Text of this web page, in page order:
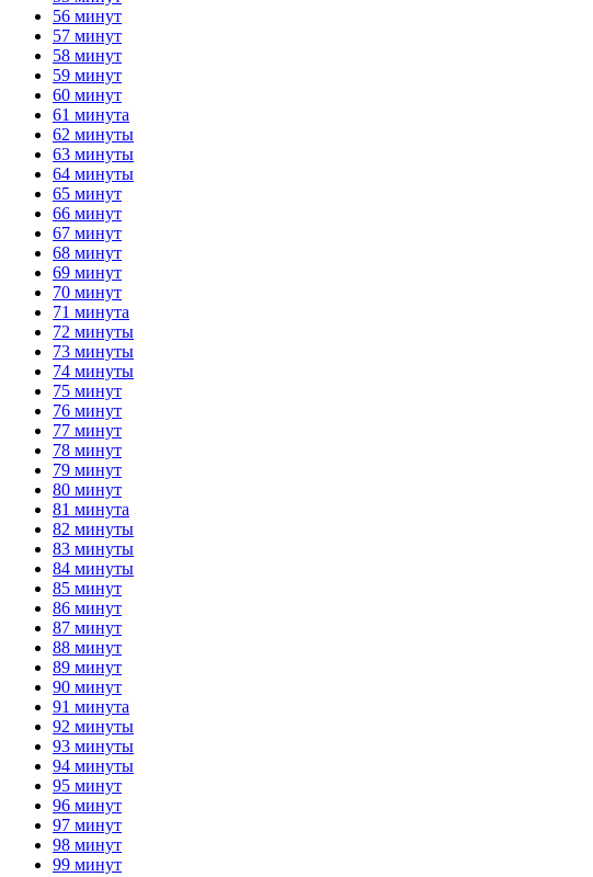
56 минут
57 минут
58 минут
59 минут
60 минут
61 минута
62 минуты
63 минуты
64 минуты
65 минут
66 минут
67 минут
68 минут
69 минут
70 минут
71 минута
72 минуты
73 минуты
74 минуты
75 минут
76 минут
77 минут
78 минут
79 минут
80 минут
81 минута
82 минуты
83 минуты
84 минуты
85 минут
86 минут
87 минут
88 минут
89 минут
90 минут
91 минута
92 минуты
93 минуты
94 минуты
95 минут
96 минут
97 минут
98 минут
99 минут